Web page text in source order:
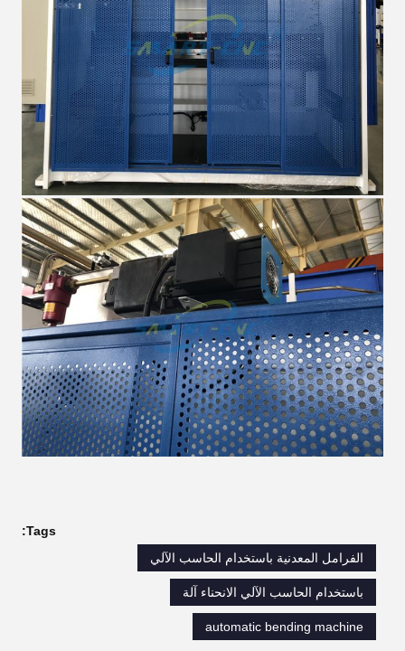
Tags:
الفرامل المعدنية باستخدام الحاسب الآلي
باستخدام الحاسب الآلي الانحناء آلة
automatic bending machine